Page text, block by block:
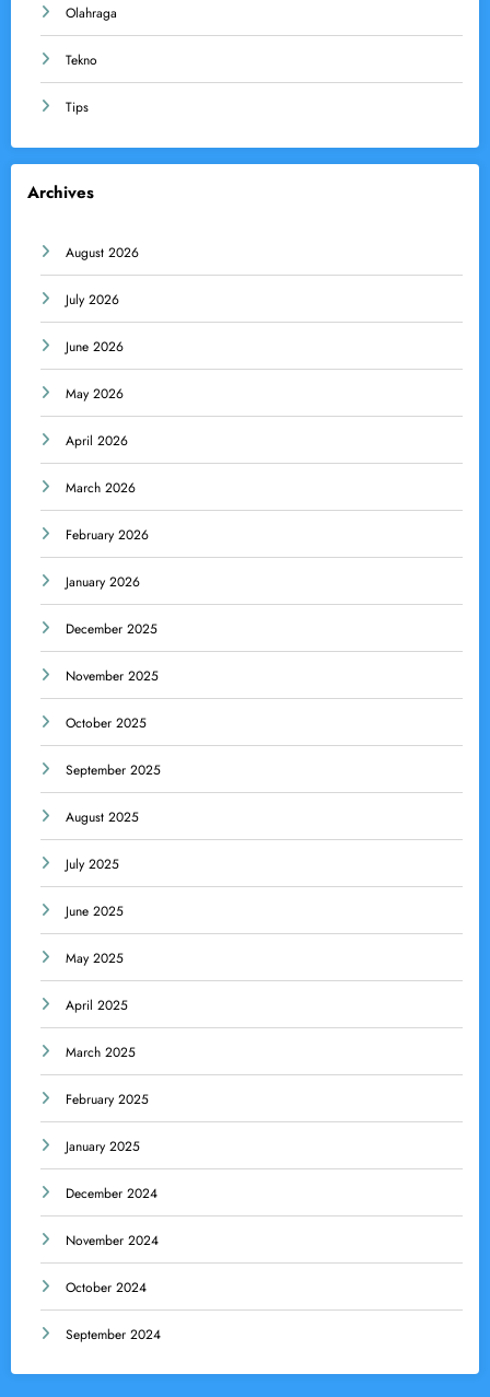
Olahraga
Tekno
Tips
Archives
August 2026
July 2026
June 2026
May 2026
April 2026
March 2026
February 2026
January 2026
December 2025
November 2025
October 2025
September 2025
August 2025
July 2025
June 2025
May 2025
April 2025
March 2025
February 2025
January 2025
December 2024
November 2024
October 2024
September 2024